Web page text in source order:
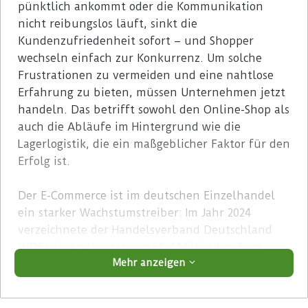
pünktlich ankommt oder die Kommunikation
nicht reibungslos läuft, sinkt die
Kundenzufriedenheit sofort – und Shopper
wechseln einfach zur Konkurrenz. Um solche
Frustrationen zu vermeiden und eine nahtlose
Erfahrung zu bieten, müssen Unternehmen jetzt
handeln. Das betrifft sowohl den Online-Shop als
auch die Abläufe im Hintergrund wie die
Lagerlogistik, die ein maßgeblicher Faktor für den
Erfolg ist.
Der E-Commerce ist im deutschen Einzelhandel
ein starker Wachstumstreiber: Im Jahr 2024
verzeichnete der Handelsverband Deutschland
(HDE) einen Umsatz von 88,4 Milliarden Euro.
2025 sollen es ganze 91 Milliarden Euro werden.
Was bedeutet das für den Markt?
Mehr anzeigen